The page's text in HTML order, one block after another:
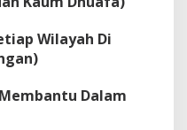
Wilayah Di
Dalam